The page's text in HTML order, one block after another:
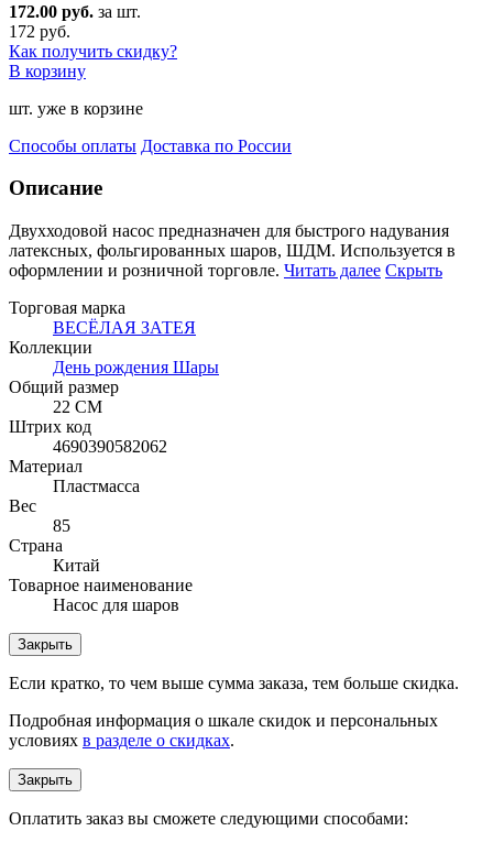
172.00 руб. за шт.
172 руб.
Как получить скидку?
В корзину
шт. уже в корзине
Способы оплаты Доставка по России
Описание
Двухходовой насос предназначен для быстрого надувания
латексных, фольгированных шаров, ШДМ. Используется в
оформлении и розничной торговле. Читать далее Скрыть
Торговая марка
ВЕСЁЛАЯ ЗАТЕЯ
Коллекции
День рождения Шары
Общий размер
22 СМ
Штрих код
4690390582062
Материал
Пластмасса
Вес
85
Страна
Китай
Товарное наименование
Насос для шаров
Закрыть
Если кратко, то чем выше сумма заказа, тем больше скидка.
Подробная информация о шкале скидок и персональных
условиях в разделе о скидках.
Закрыть
Оплатить заказ вы сможете следующими способами: